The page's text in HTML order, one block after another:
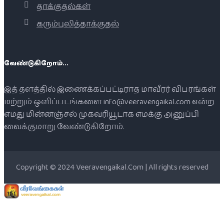
தாக்குதல்கள்
கரும்புலித்தாக்குதல்
வேண்டுகிறோம்...
இத் தளத்தில் இணைக்கப்பட்டிராத மாவீரர் விபரங்கள்
மற்றும் ஒளிப்படங்களை info@veeravengaikal.com என்ற
எமது மின்னஞ்சல் முகவரியூடாக எமக்கு அனுப்பி
வைக்குமாறு வேண்டுகிறோம்.
Copyright © 2024 Veeravengaikal.Com | All rights reserved